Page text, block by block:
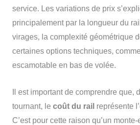
service. Les variations de prix
principalement par la longueur du
virages, la complexité géométrique
certaines options techniques,
escamotable en bas de volée.
Il est important de comprendre que,
tournant, le coût du rail représente
C’est pour cette raison qu’un